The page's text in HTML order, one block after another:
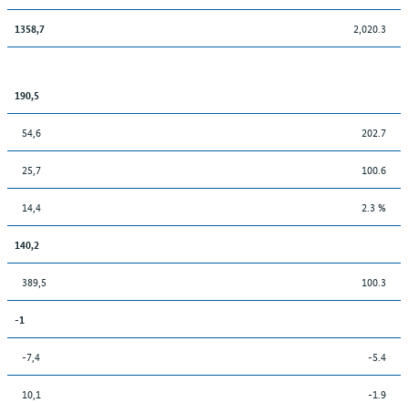
1358,7 2,020.3
190,5
54,6 202.7
25,7 100.6
14,4 2.3 %
140,2
389,5 100.3
-1
-7,4 -5.4
10,1 -1.9